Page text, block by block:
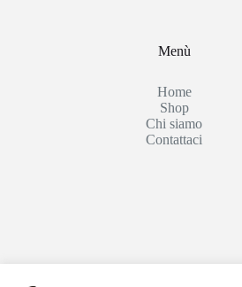
Menù
Home
Shop
Chi siamo
Contattaci